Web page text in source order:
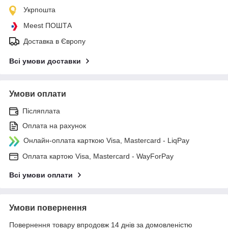
Укрпошта
Meest ПОШТА
Доставка в Європу
Всі умови доставки
Умови оплати
Післяплата
Оплата на рахунок
Онлайн-оплата карткою Visa, Mastercard - LiqPay
Оплата картою Visa, Mastercard - WayForPay
Всі умови оплати
Умови повернення
Повернення товару впродовж 14 днів за домовленістю